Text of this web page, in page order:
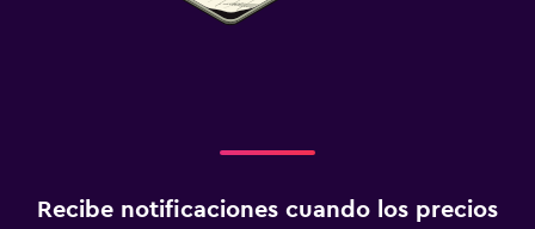
Recibe notificaciones cuando los precios